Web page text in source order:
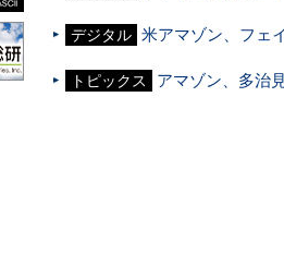
デジタル 米アマゾン、フェ
トピックス アマゾン、多治